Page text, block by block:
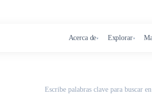
Acerca de▾ Explorar▾
Escribe palabras clave para buscar